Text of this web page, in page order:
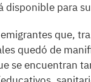
disponible para
que,
quedó de
se encuentran